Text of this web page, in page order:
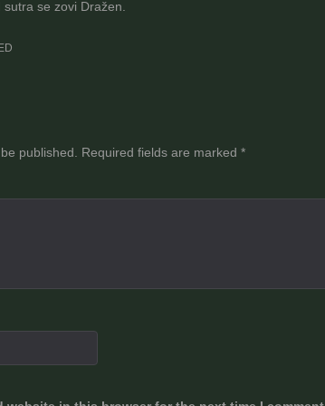
se zovi Dražen.
published. Required fields are marked *